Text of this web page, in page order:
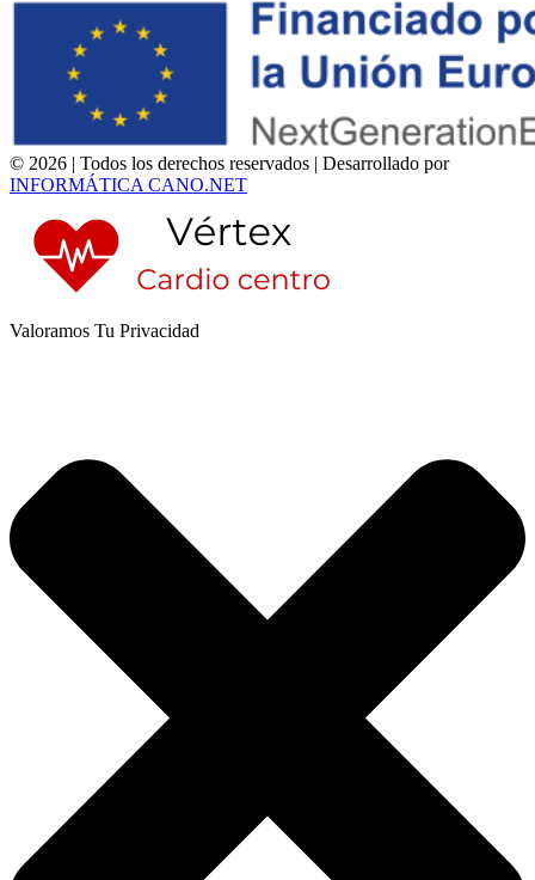
© 2026 | Todos los derechos reservados | Desarrollado por
INFORMÁTICA CANO.NET
Valoramos Tu Privacidad